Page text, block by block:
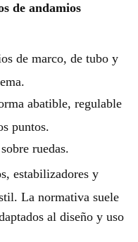
de andamios
de marco, de tubo y
abatible, regulable
puntos.
ruedas.
estabilizadores y
La normativa suele
al diseño y uso